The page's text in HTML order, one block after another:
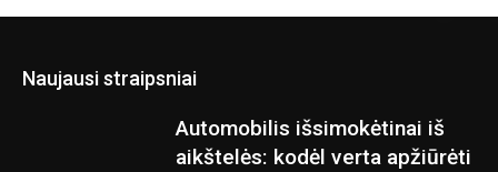
Naujausi straipsniai
Automobilis išsimokėtinai iš
aikštelės: kodėl verta apžiūrėti